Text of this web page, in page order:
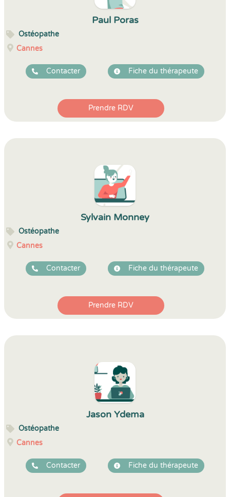
Paul Poras
Ostéopathe
Cannes
Contacter Fiche du thérapeute
Prendre RDV
Sylvain Monney
Ostéopathe
Cannes
Contacter Fiche du thérapeute
Prendre RDV
Jason Ydema
Ostéopathe
Cannes
Contacter Fiche du thérapeute